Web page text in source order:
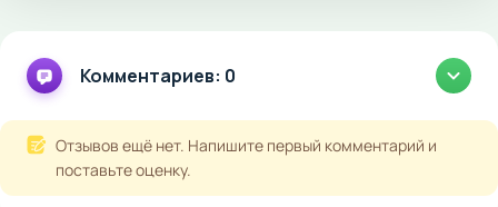
Комментариев: 0
Отзывов ещё нет. Напишите первый комментарий и
поставьте оценку.